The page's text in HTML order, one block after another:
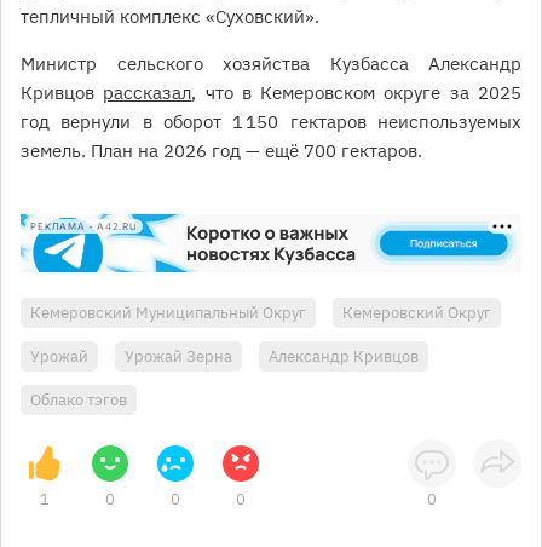
тепличный комплекс «Суховский».
Министр сельского хозяйства Кузбасса Александр
Кривцов рассказал, что в Кемеровском округе за 2025
год вернули в оборот 1 150 гектаров неиспользуемых
земель. План на 2026 год — ещё 700 гектаров.
РЕКЛАМА • A42.RU
Кемеровский Муниципальный Округ Кемеровский Округ
Урожай Урожай Зерна Александр Кривцов
Облако тэгов
1 0 0 0 0